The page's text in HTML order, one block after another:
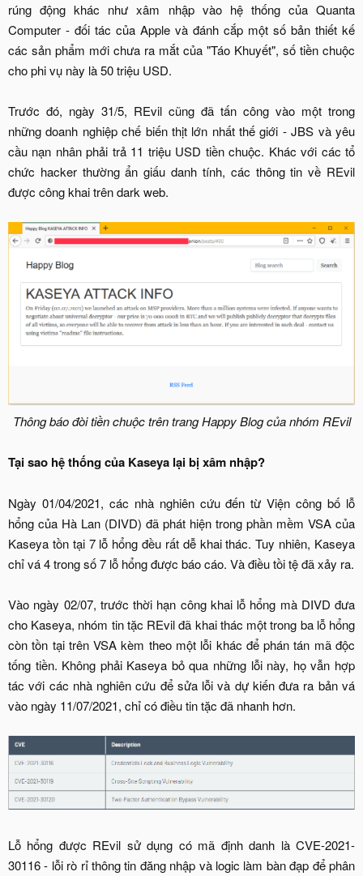
rúng động khác như xâm nhập vào hệ thống của Quanta
Computer - đối tác của Apple và đánh cắp một số bản thiết kế
các sản phẩm mới chưa ra mắt của "Táo Khuyết", số tiền chuộc
cho phi vụ này là 50 triệu USD.
Trước đó, ngày 31/5, REvil cũng đã tấn công vào một trong
những doanh nghiệp chế biến thịt lớn nhất thế giới - JBS và yêu
cầu nạn nhân phải trả 11 triệu USD tiền chuộc. Khác với các tổ
chức hacker thường ẩn giấu danh tính, các thông tin về REvil
được công khai trên dark web.​
Thông báo đòi tiền chuộc trên trang Happy Blog của nhóm REvil
Tại sao hệ thống của Kaseya lại bị xâm nhập?
Ngày 01/04/2021, các nhà nghiên cứu đến từ Viện công bố lỗ
hổng của Hà Lan (DIVD) đã phát hiện trong phần mềm VSA của
Kaseya tồn tại 7 lỗ hổng đều rất dễ khai thác. Tuy nhiên, Kaseya
chỉ vá 4 trong số 7 lỗ hổng được báo cáo. Và điều tồi tệ đã xảy ra.
Vào ngày 02/07, trước thời hạn công khai lỗ hổng mà DIVD đưa
cho Kaseya, nhóm tin tặc REvil đã khai thác một trong ba lỗ hổng
còn tồn tại trên VSA kèm theo một lỗi khác để phán tán mã độc
tống tiền. Không phải Kaseya bỏ qua những lỗi này, họ vẫn hợp
tác với các nhà nghiên cứu để sửa lỗi và dự kiến đưa ra bản vá
vào ngày 11/07/2021, chỉ có điều tin tặc đã nhanh hơn.​
Lỗ hổng được REvil sử dụng có mã định danh là CVE-2021-
30116 - lỗi rò rỉ thông tin đăng nhập và logic làm bàn đạp để phân